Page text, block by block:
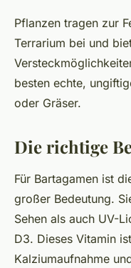
Pflanzen tragen zur
Terrarium bei und
besten echte,
oder Gräser.
Die richtige
Für Bartagamen ist
großer Bedeutung.
Sehen als auch UV-
D3. Dieses Vitamin
Kalziumaufnahme